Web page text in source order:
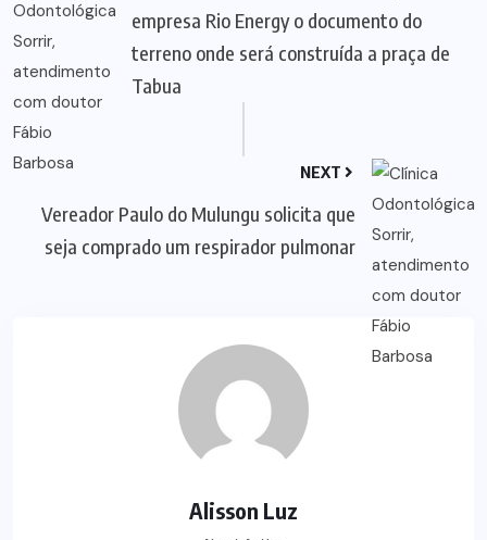
empresa Rio Energy o documento do
terreno onde será construída a praça de
Tabua
NEXT
Vereador Paulo do Mulungu solicita que
seja comprado um respirador pulmonar
Alisson Luz